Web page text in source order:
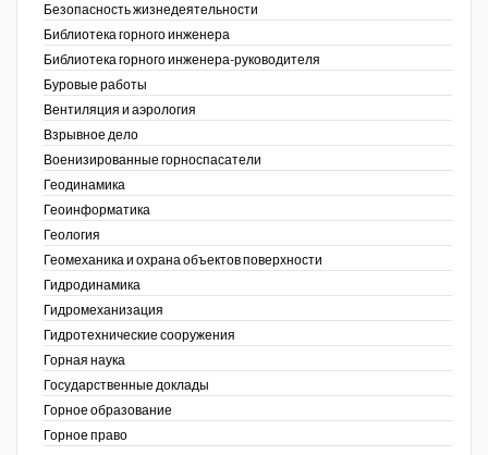
Безопасность жизнедеятельности
Библиотека горного инженера
Библиотека горного инженера-руководителя
Буровые работы
Вентиляция и аэрология
Взрывное дело
Военизированные горноспасатели
Геодинамика
Геоинформатика
Геология
Геомеханика и охрана объектов поверхности
Гидродинамика
Гидромеханизация
Гидротехнические сооружения
Горная наука
Государственные доклады
Горное образование
Горное право
Нефтегазовые технологии
Нефтегазовая вертикаль
НефтьГазПраво
Разведка и охрана недр
Стандарт качества